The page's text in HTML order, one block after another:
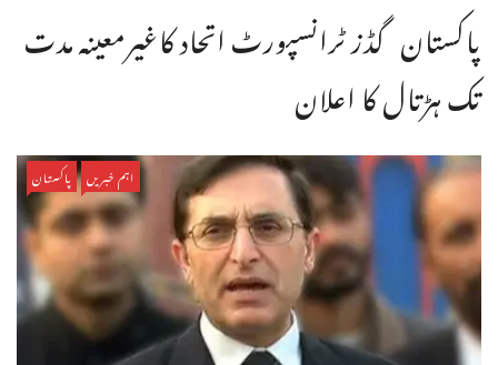
پاکستان گڈز ٹرانسپورٹ اتحاد کاغیرمعینہ مدت
تک ہڑتال کا اعلان
اہم خبریں پاکستان